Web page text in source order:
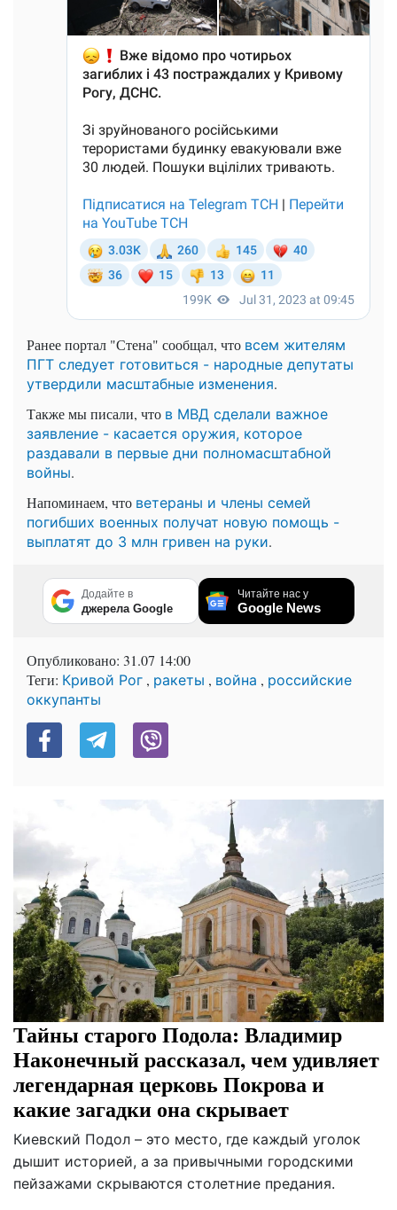
Ранее портал "Стена" сообщал, что всем жителям
ПГТ следует готовиться - народные депутаты
утвердили масштабные изменения.
Также мы писали, что в МВД сделали важное
заявление - касается оружия, которое
раздавали в первые дни полномасштабной
войны.
Напоминаем, что ветераны и члены семей
погибших военных получат новую помощь -
выплатят до 3 млн гривен на руки.
Додайте в
джерела Google
Читайте нас у
Google News
Опубликовано: 31.07 14:00
Теги: Кривой Рог , ракеты , война , российские
оккупанты
Тайны старого Подола: Владимир
Наконечный рассказал, чем удивляет
легендарная церковь Покрова и
какие загадки она скрывает
Киевский Подол – это место, где каждый уголок
дышит историей, а за привычными городскими
пейзажами скрываются столетние предания.